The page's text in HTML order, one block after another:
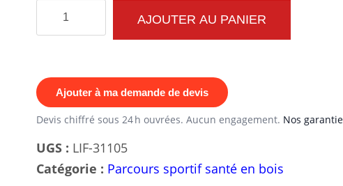
quantité
de
Extérieur
en
Clinging
Work-
AJOUTER AU PANIER
Ajouter à ma demande de devis
Devis chiffré sous 24 h ouvrées. Aucun engagement. Nos
UGS : LIF-31105
Catégorie : Parcours sportif santé en bois